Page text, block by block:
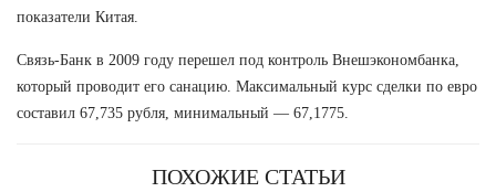
показатели Китая.
Связь-Банк в 2009 году перешел под контроль Внешэкономбанка,
который проводит его санацию. Максимальный курс сделки по евро
составил 67,735 рубля, минимальный — 67,1775.
ПОХОЖИЕ СТАТЬИ